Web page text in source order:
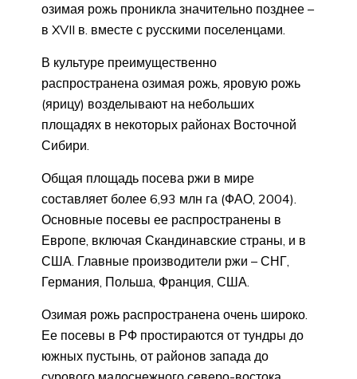
озимая рожь проникла значительно позднее –
в XVII в. вместе с русскими поселенцами.
В культуре преимущественно
распространена озимая рожь, яровую рожь
(ярицу) возделывают на небольших
площадях в некоторых районах Восточной
Сибири.
Общая площадь посева ржи в мире
составляет более 6,93 млн га (ФАО, 2004).
Основные посевы ее распространены в
Европе, включая Скандинавские страны, и в
США. Главные производители ржи – СНГ,
Германия, Польша, Франция, США.
Озимая рожь распространена очень широко.
Ее посевы в РФ простираются от тундры до
южных пустынь, от районов запада до